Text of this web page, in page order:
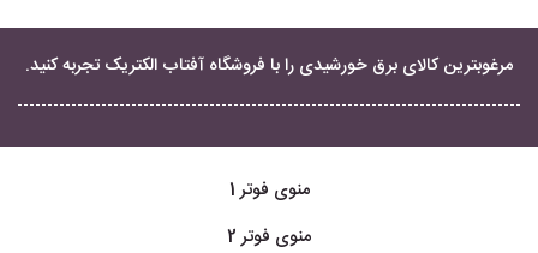
مرغوبترین کالای برق خورشیدی را با فروشگاه آفتاب الکتریک تجربه کنید.
منوی فوتر 1
منوی فوتر 2